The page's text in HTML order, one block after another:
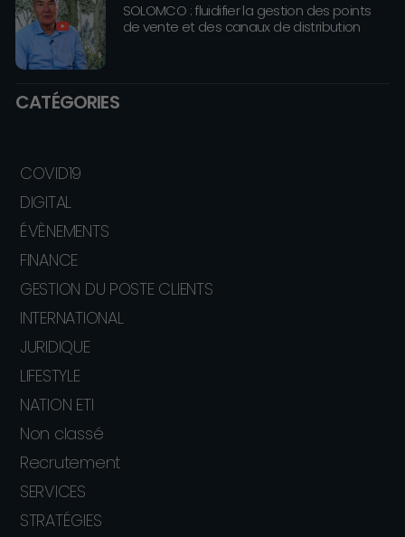
SOLOMCO : fluidifier la gestion des points
de vente et des canaux de distribution
CATÉGORIES
COVID19
DIGITAL
ÉVÈNEMENTS
FINANCE
GESTION DU POSTE CLIENTS
INTERNATIONAL
JURIDIQUE
LIFESTYLE
NATION ETI
Non classé
Recrutement
SERVICES
STRATÉGIES